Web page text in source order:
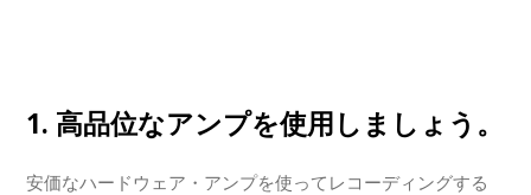
1. 高品位なアンプを使用しましょう。
安価なハードウェア・アンプを使ってレコーディングする